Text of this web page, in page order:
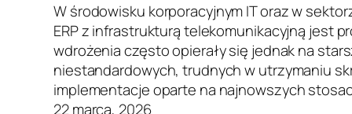
W środowisku korporacyjnym IT oraz w
ERP z infrastrukturą telekomunikacyjną jest
wdrożenia często opierały się jednak na
niestandardowych, trudnych w utrzymaniu
implementacje oparte na najnowszych
22 marca, 2026